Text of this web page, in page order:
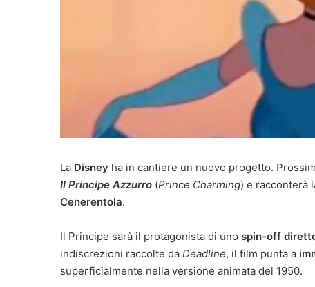
La Disney ha in cantiere un nuovo progetto.
Il Principe Azzurro (Prince Charming) e racconterà
Cenerentola.
Il Principe sarà il protagonista di uno spin-off
indiscrezioni raccolte da Deadline, il film punta a
superficialmente nella versione animata del 1950.